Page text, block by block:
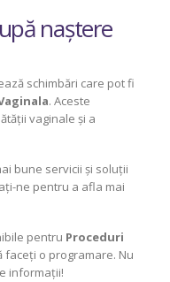
naștere
schimbări care pot fi
. Aceste
vaginale și a
bune servicii și soluții
ne pentru a afla mai
pentru Proceduri
faceți o programare. Nu
informații!